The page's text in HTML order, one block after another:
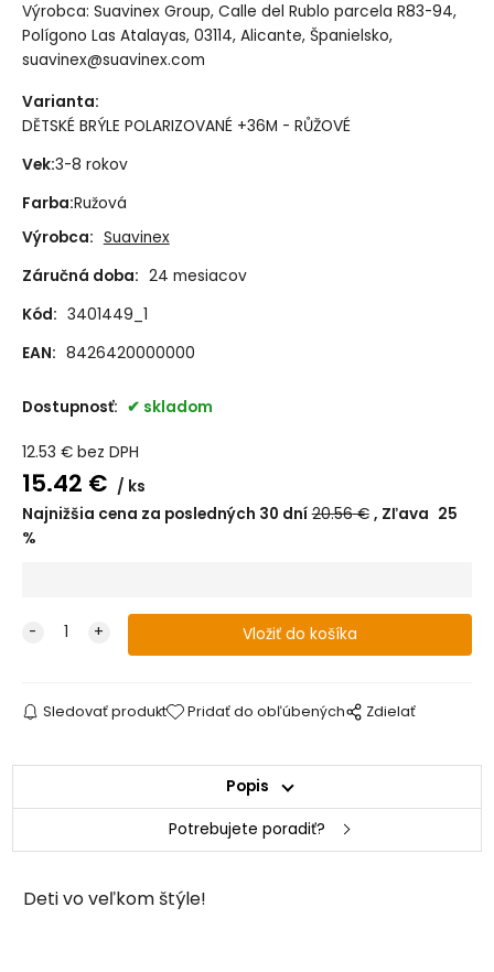
Výrobca: Suavinex Group, Calle del Rublo parcela R83-94,
Polígono Las Atalayas, 03114, Alicante, Španielsko,
suavinex@suavinex.com
Varianta:
DĚTSKÉ BRÝLE POLARIZOVANÉ +36M - RŮŽOVÉ
Vek:3-8 rokov
Farba:Ružová
Výrobca: Suavinex
Záručná doba: 24 mesiacov
Kód: 3401449_1
EAN: 8426420000000
Dostupnosť: skladom
12.53 € bez DPH
15.42 €
ks
Najnižšia cena za posledných 30 dní 20.56€ Zľava 25
%
Sledovať produkt Pridať do obľúbených Zdielať
Popis
Potrebujete poradiť?
Deti vo veľkom štýle!